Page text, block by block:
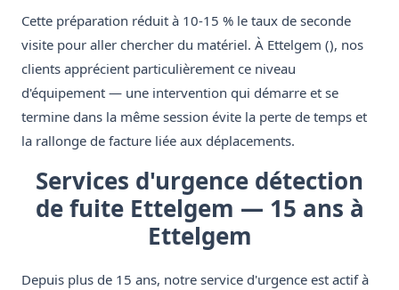
Cette préparation réduit à 10-15 % le taux de seconde
visite pour aller chercher du matériel. À Ettelgem (), nos
clients apprécient particulièrement ce niveau
d'équipement — une intervention qui démarre et se
termine dans la même session évite la perte de temps et
la rallonge de facture liée aux déplacements.
Services d'urgence détection
de fuite Ettelgem — 15 ans à
Ettelgem
Depuis plus de 15 ans, notre service d'urgence est actif à